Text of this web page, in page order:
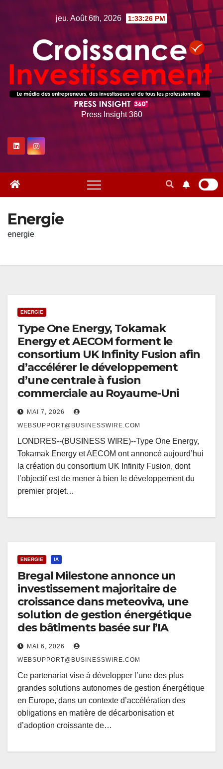
jeu. Août 6th, 2026 1:33:27 PM
Press Insight 360
Energie
energie
ENERGIE
Type One Energy, Tokamak
Energy et AECOM forment le
consortium UK Infinity Fusion afin
d’accélérer le développement
d’une centrale à fusion
commerciale au Royaume-Uni
MAI 7, 2026
WEBSUPPORT@BUSINESSWIRE.COM
LONDRES--(BUSINESS WIRE)--Type One Energy,
Tokamak Energy et AECOM ont annoncé aujourd’hui
la création du consortium UK Infinity Fusion, dont
l’objectif est de mener à bien le développement du
premier projet…
ENERGIE IA
Bregal Milestone annonce un
investissement majoritaire de
croissance dans meteoviva, une
solution de gestion énergétique
des bâtiments basée sur l’IA
MAI 6, 2026
WEBSUPPORT@BUSINESSWIRE.COM
Ce partenariat vise à développer l’une des plus
grandes solutions autonomes de gestion énergétique
en Europe, dans un contexte d’accélération des
obligations en matière de décarbonisation et
d’adoption croissante de…